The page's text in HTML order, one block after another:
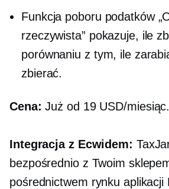
Funkcja poboru podatków
rzeczywista” pokazuje, ile
porównaniu z tym, ile
zbierać.
Cena:Już od 19 USD/miesiąc.
Integracja z Ecwidem:
bezpośrednio z Twoim
pośrednictwem rynku aplikacji